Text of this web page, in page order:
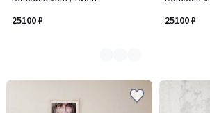
25100 ₽
2
25100 ₽